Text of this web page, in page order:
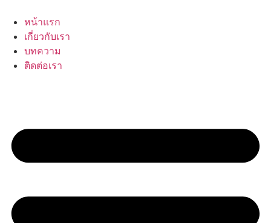
content
หน้าแรก
เกี่ยวกับเรา
บทความ
ติดต่อเรา